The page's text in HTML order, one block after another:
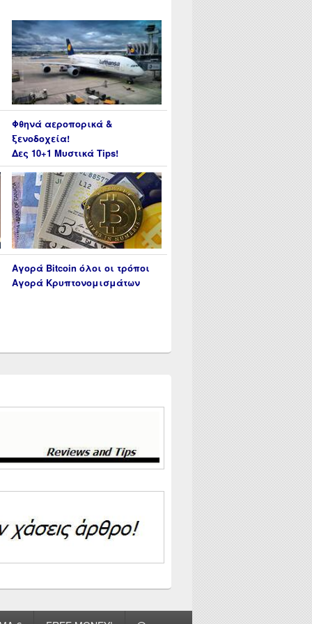
Φθηνά αεροπορικά &
ξενοδοχεία!
Δες 10+1 Μυστικά Tips!
Αγορά Bitcoin όλοι οι τρόποι
Αγορά Κρυπτονομισμάτων